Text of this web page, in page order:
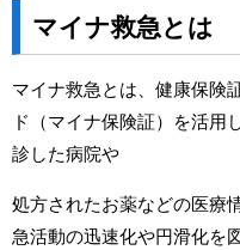
マイナ救急とは
マイナ救急とは、健康保険
ド（マイナ保険証）を活用
診した病院や
処方されたお薬などの医療
急活動の迅速化や円滑化を